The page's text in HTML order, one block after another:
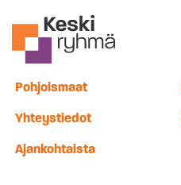
Pohjoismaat
Yhteystiedot
Ajankohtaista